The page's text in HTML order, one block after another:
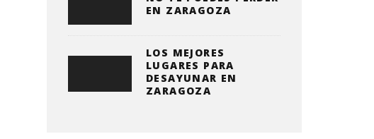
EN ZARAGOZA
LOS MEJORES
LUGARES PARA
DESAYUNAR EN
ZARAGOZA